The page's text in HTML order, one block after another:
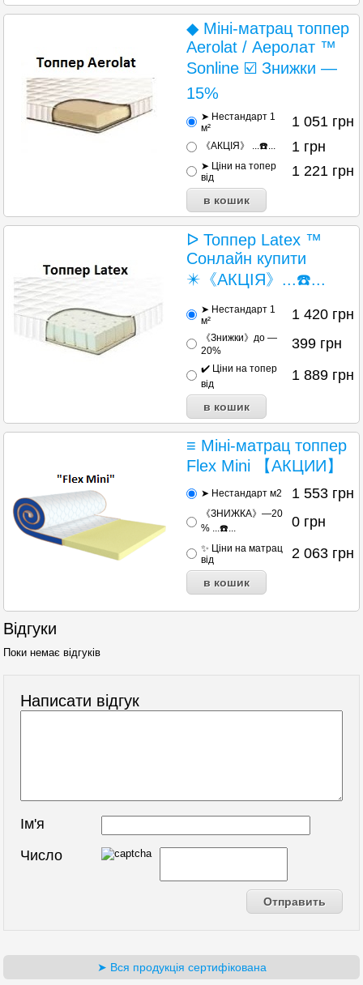
◆ Міні-матрац топпер
Aerolat / Аеролат ™
Sonline ☑️ Знижки —
15%
➤ Нестандарт 1
м²
1 051 грн
《АКЦІЯ》 ...☎️... 1 грн
➤ Ціни на топер
від
1 221 грн
ᐅ Топпер Latex ™
Сонлайн купити
✴️《АКЦІЯ》...☎️...
➤ Нестандарт 1
м²
1 420 грн
《Знижки》до —
20%
399 грн
✔️ Ціни на топер
від
1 889 грн
≡ Міні-матрац топпер
Flex Mini 【АКЦИИ】
➤ Нестандарт м2 1 553 грн
《ЗНИЖКА》—20
% ...☎️...
0 грн
✨ Ціни на матрац
від
2 063 грн
Відгуки
Поки немає відгуків
Написати відгук
Ім'я
Число
➤ Вся продукція сертифікована